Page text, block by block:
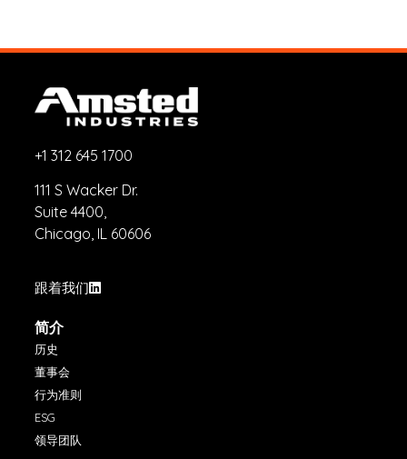
+1 312 645 1700
111 S Wacker Dr.
Suite 4400,
Chicago, IL 60606
跟着我们
简介
历史
董事会
行为准则
ESG
领导团队